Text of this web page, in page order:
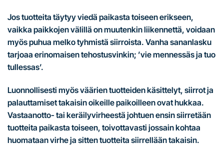
Jos tuotteita täytyy viedä paikasta toiseen erikseen,
vaikka paikkojen välillä on muutenkin liikennettä, voidaan
myös puhua melko tyhmistä siirroista. Vanha sananlasku
tarjoaa erinomaisen tehostusvinkin; ’vie mennessäs ja tuo
tullessas’.
Luonnollisesti myös väärien tuotteiden käsittelyt, siirrot ja
palauttamiset takaisin oikeille paikoilleen ovat hukkaa.
Vastaanotto- tai keräilyvirheestä johtuen ensin siirretään
tuotteita paikasta toiseen, toivottavasti jossain kohtaa
huomataan virhe ja sitten tuotteita siirrellään takaisin.